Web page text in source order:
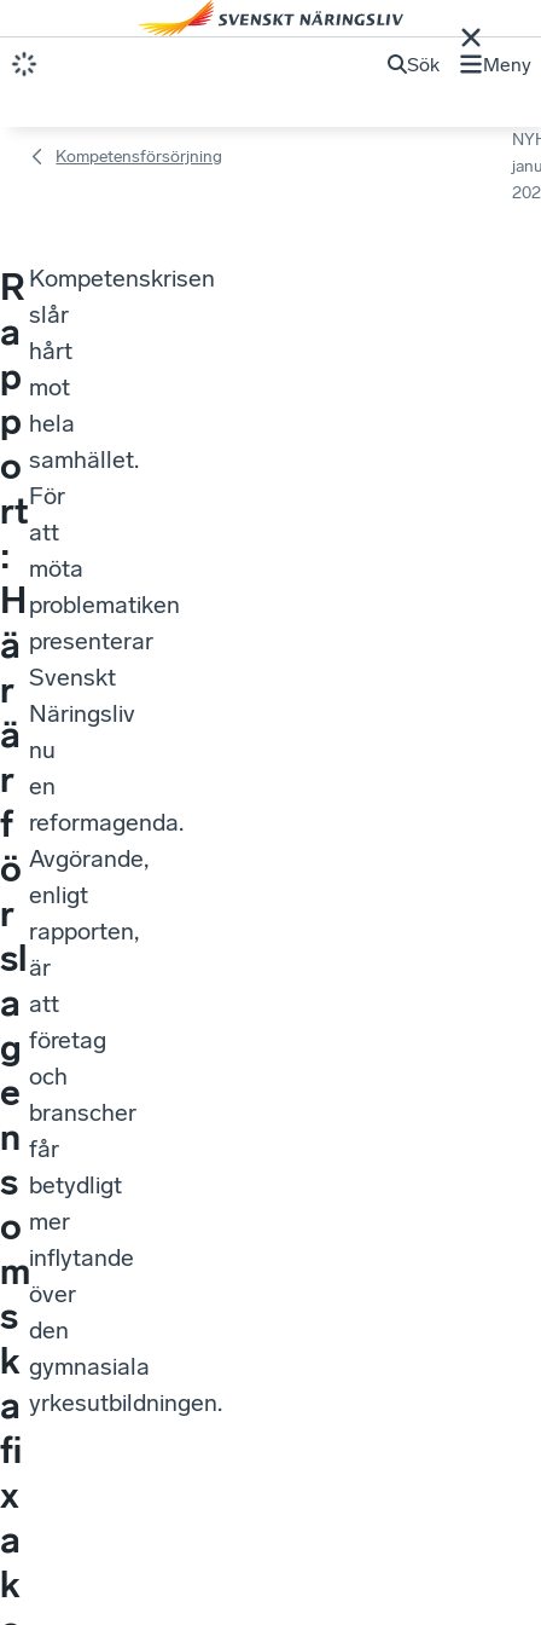
Sök Meny
Kompetensförsörjning
R
a
p
p
o
rt
:
H
ä
r
ä
r
f
ö
r
sl
a
g
e
n
s
o
m
s
k
a
fi
x
a
k
Kompetenskrisen
slår
hårt
mot
hela
samhället.
För
att
möta
problematiken
presenterar
Svenskt
Näringsliv
nu
en
reformagenda.
Avgörande,
enligt
rapporten,
är
att
företag
och
branscher
får
betydligt
mer
inflytande
över
den
gymnasiala
yrkesutbildningen.